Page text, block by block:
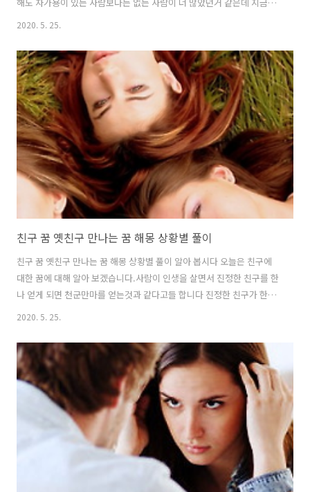
한 가정에 거의 1-3는 기본으로 차가 있으니 정말 조심조심 하면서 차사
에는 꿈에서 자동 차가 번복이 되는 꿈 ***자기가 하려고 했던 일이 뜻대
로 안되고 좀 막히는 운세의 차사고 나는 꿈 입니다. 차사고로 자신이 죽
는 꿈 ---사업이나 가정 직장 등등 모든 것으로 부터 승승장구하며 높은
지위의 사람과의 도움으로 더 뻗어나가며 횡재수도 잇는 길몽중 차사고
꿈 입니다. 차사고후에 상대에게서 합의금을 받는 꿈 ---지금 당신이 바
라..
2020. 5. 25.
친구 꿈 옛친구 만나는 꿈 해몽 상황별 풀이
친구 꿈 옛친구 만나는 꿈 해몽 상황별 풀이 알아 봅시다 오늘은 친구에
대한 꿈에 대해 알아 보겠습니다.사람이 인생을 살면서 진정한 친구를 한
나 얻게 되면 천군만마를 얻는것과 같다고들 합니다 진정한 친구가 한두
명 정도만 있다면 그래도 게상은 살맛날것 같습니다~ 친구 꿈 옛친구 만
찍하고 소름이 돋는 이야기 이지만 꿈 풀이로는 아주 좋습니다 취준생은
취업에 합격하고 수험생은 시험에 합격하고 사업운등 하는일이 다 술술
잘 풀리는 친구 꿈 입니다 나를 가로 막고 있던 경쟁자가 있다면 쉽게 물
리칠수 있는 꿈 입니다. 꿈속에서 남자 친구와 싸우는 꿈 ---현실에서 지
금 남자친구와 사귀고 있다면 그 친구가 마음에 차지 않아 꾸는 꿈 입니
2020. 5. 25.